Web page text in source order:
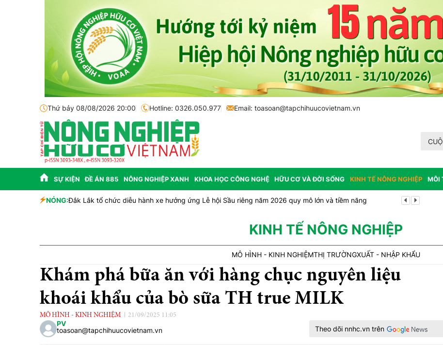
Thứ bảy 08/08/2026 20:00 Hotline: 0326.050.977 Email: toasoan@tapchihuucovietnam.vn
SỰ KIỆN ĐỀ ÁN 885 NÔNG NGHIỆP XANH KHOA HỌC CÔNG NGHỆ HỮU CƠ VÀ ĐỜI SỐNG KINH TẾ NÔNG NGHIỆP MÔI
NÓNG:Đắk Lắk tổ chức diễu hành xe hưởng ứng Lễ hội Sầu riêng năm 2026 quy mô lớn và tiềm năng Vĩnh Long
KINH TẾ NÔNG NGHIỆP
MÔ HÌNH - KINH NGHIỆMTHỊ TRƯỜNGXUẤT - NHẬP KHẨU
Khám phá bữa ăn với hàng chục nguyên liệu
khoái khẩu của bò sữa TH true MILK
MÔ HÌNH - KINH NGHIỆM 21/09/2025 11:05
PV
toasoan@tapchihuucovietnam.vn
Theo dõi nnhc.vn trên